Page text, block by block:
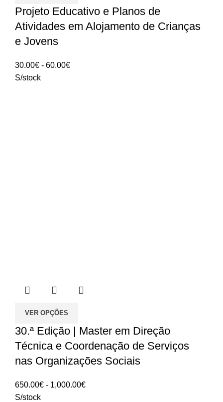
Projeto Educativo e Planos de
Atividades em Alojamento de Crianças
e Jovens
30.00€ - 60.00€Intervalo
S/stock
VER OPÇÕES
30.ª Edição | Master em Direção
Técnica e Coordenação de Serviços
nas Organizações Sociais
650.00€ - 1,000.00€Intervalo
S/stock